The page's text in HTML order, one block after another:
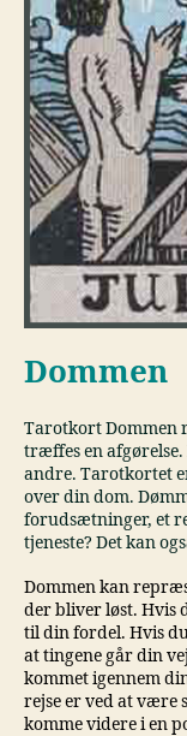
Dommen
Tarotkort Dommen
træffes en
andre. Tarotkortet
over din dom.
forudsætninger, et
tjeneste? Det kan
Dommen kan
der bliver løst. Hvis
til din fordel. Hvis
at tingene går din
kommet igennem
rejse er ved at være
komme videre i en